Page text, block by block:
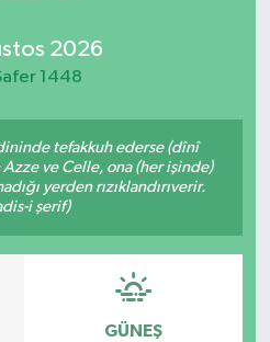
2026
1448
tefakkuh ederse (dînî
ve Celle, ona (her işinde)
yerden rızıklandırıverir.
i şerif)
GÜNEŞ